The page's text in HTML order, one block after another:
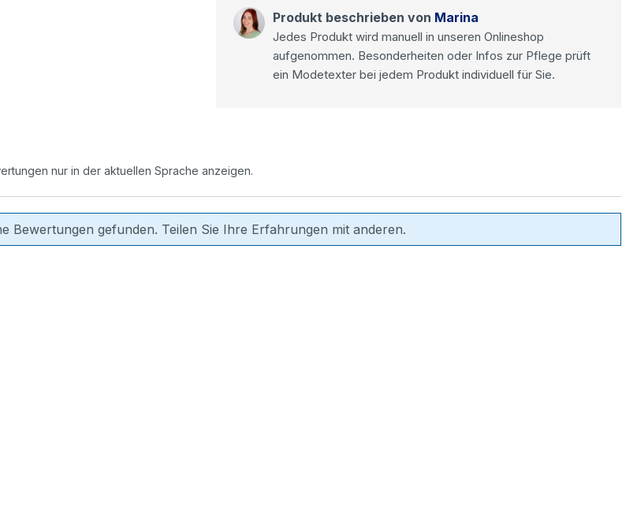
Produkt beschrieben von Marina
Jedes Produkt wird manuell in unseren Onlineshop
aufgenommen. Besonderheiten oder Infos zur Pflege prüft
ein Modetexter bei jedem Produkt individuell für Sie.
nur in der aktuellen Sprache anzeigen.
Bewertungen gefunden. Teilen Sie Ihre Erfahrungen mit anderen.